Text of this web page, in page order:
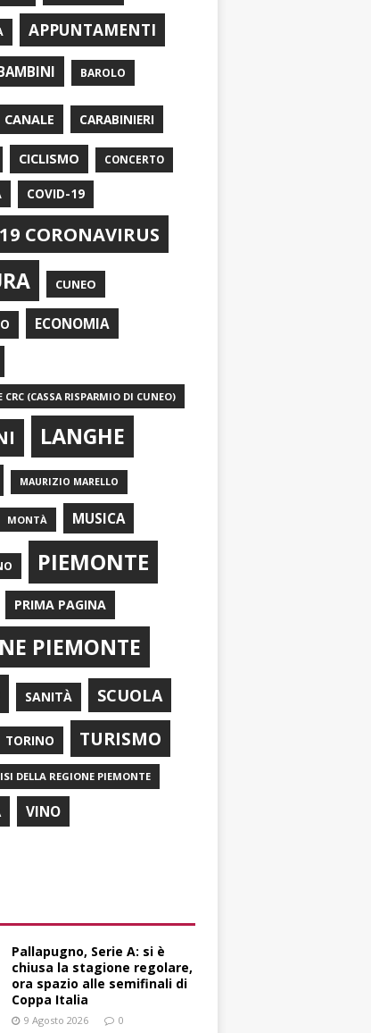
APPUNTAMENTI
BAROLO
CANALE CARABINIERI
CICLISMO CONCERTO
COVID-19
CORONAVIRUS
CUNEO
ECONOMIA
CRC (CASSA RISPARMIO DI CUNEO)
LANGHE
MAURIZIO MARELLO
MONTÀ MUSICA
PIEMONTE
PRIMA PAGINA
PIEMONTE
SANITÀ SCUOLA
TORINO TURISMO
DELLA REGIONE PIEMONTE
VINO
Pallapugno, Serie A: si è
chiusa la stagione regolare,
ora spazio alle semifinali di
Coppa Italia
9 Agosto 2026 0